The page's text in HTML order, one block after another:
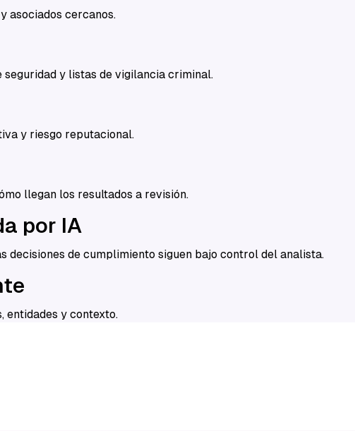
asociados cercanos.
y listas de vigilancia criminal.
y riesgo reputacional.
llegan los resultados a revisión.
por IA
de cumplimiento siguen bajo control del analista.
entidades y contexto.